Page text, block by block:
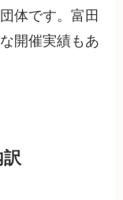
体です。富田
開催実績もあ